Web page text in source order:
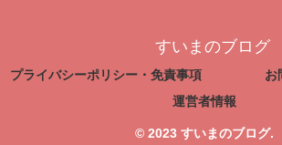
すいまのブログ
プライバシーポリシー・免責事項
お
運営者情報
© 2023 すいまのブログ.